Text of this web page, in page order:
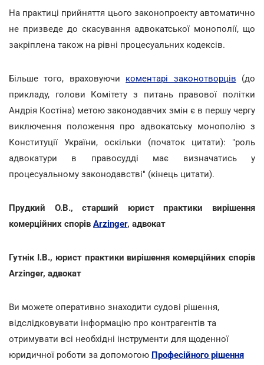
На практиці прийняття цього законопроекту автоматично
не призведе до скасування адвокатської монополії, що
закріплена також на рівні процесуальних кодексів.
Більше того, враховуючи коментарі законотворців (до
прикладу, голови Комітету з питань правової політки
Андрія Костіна) метою законодавчих змін є в першу чергу
виключення положення про адвокатську монополію з
Конституції України, оскільки (початок цитати): "роль
адвокатури в правосудді має визначатись у
процесуальному законодавстві" (кінець цитати).
Прудкий О.В., cтарший юрист практики вирішення
комерційних спорів Arzinger, адвокат
Гутнік І.В., юрист практики вирішення комерційних спорів
Arzinger, адвокат
Ви можете оперативно знаходити судові рішення,
відслідковувати інформацію про контрагентів та
отримувати всі необхідні інструменти для щоденної
юридичної роботи за допомогою Професійного рішення